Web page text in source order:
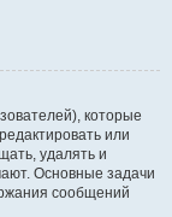
которые
или
удалять и
Основные задачи
сообщений